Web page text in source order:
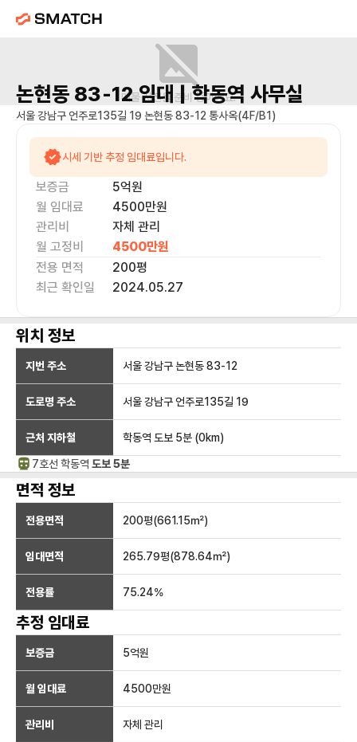
매물 사진을 준비 중이에요.
논현동 83-12임대 | 학동역 사무실
서울 강남구 언주로135길 19 논현동 83-12 통사옥(4F/B1)
시세 기반 추정 임대료입니다.
보증금 5억원
월 임대료
4500만원
관리비
자체 관리
월 고정비
4500만원
전용 면적
200평
최근 확인일
2024.05.27
위치 정보
지번 주소 서울 강남구 논현동 83-12
도로명 주소 서울 강남구 언주로135길 19
근처 지하철 학동역 도보 5분 (0km)
7호선 학동역 도보 5분
면적 정보
전용면적 200평(661.15㎡)
임대면적 265.79평(878.64㎡)
전용률 75.24%
추정 임대료
보증금 5억원
월 임대료 4500만원
관리비 자체 관리